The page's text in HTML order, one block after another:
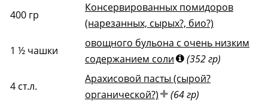
400 гр
Консервированных помидоров
(нарезанных, сырых?, био?)
1 ½ чашки
овощного бульона с очень низким
содержанием соли
(352 гр)
4 ст.л.
Арахисовой пасты (сырой?
органической?)
(64 гр)